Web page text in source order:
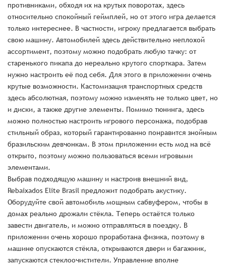
противниками, обходя их на крутых поворотах, здесь
относительно спокойный геймплей, но от этого игра делается
только интереснее. В частности, игроку предлагается выбрать
свою машину. Автомобилей здесь действительно неплохой
ассортимент, поэтому можно подобрать любую тачку: от
старенького пикапа до нереально крутого спорткара. Затем
нужно настроить её под себя. Для этого в приложении очень
крутые возможности. Кастомизация транспортных средств
здесь абсолютная, поэтому можно изменять не только цвет, но
и диски, а также другие элементы. Помимо тюнинга, здесь
можно полностью настроить игрового персонажа, подобрав
стильный образ, который гарантированно понравится знойным
бразильским девчонкам. В этом приложении есть мод на всё
открыто, поэтому можно пользоваться всеми игровыми
элементами.
Выбрав подходящую машину и настроив внешний вид,
Rebaixados Elite Brasil предложит подобрать акустику.
Оборудуйте свой автомобиль мощным сабвуфером, чтобы в
домах реально дрожали стёкла. Теперь остаётся только
завести двигатель, и можно отправляться в поездку. В
приложении очень хорошо проработана физика, поэтому в
машине опускаются стёкла, открываются двери и багажник,
запускаются стеклоочистители. Управление вполне